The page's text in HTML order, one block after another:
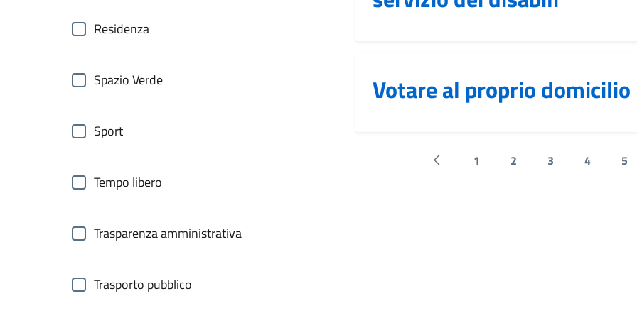
Residenza
Spazio Verde
Sport
Tempo libero
Trasparenza amministrativa
Trasporto pubblico
Votare al proprio domicilio
Pagina precedente
1 2 3 4 5